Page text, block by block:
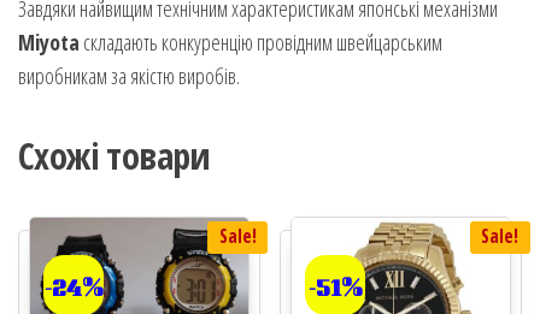
Завдяки найвищим технічним характеристикам японські механізми
Miyota складають конкуренцію провідним швейцарським
виробникам за якістю виробів.
Схожі товари
Sale!
-24%
Sale!
-51%